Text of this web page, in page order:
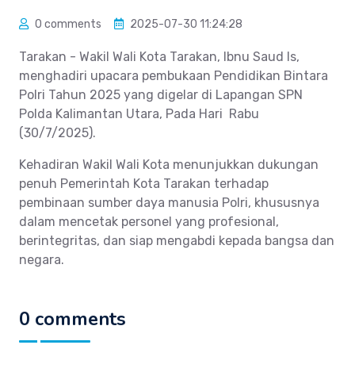
0 comments 2025-07-30 11:24:28
Tarakan - Wakil Wali Kota Tarakan, Ibnu Saud Is,
menghadiri upacara pembukaan Pendidikan Bintara
Polri Tahun 2025 yang digelar di Lapangan SPN
Polda Kalimantan Utara, Pada Hari Rabu
(30/7/2025).
Kehadiran Wakil Wali Kota menunjukkan dukungan
penuh Pemerintah Kota Tarakan terhadap
pembinaan sumber daya manusia Polri, khususnya
dalam mencetak personel yang profesional,
berintegritas, dan siap mengabdi kepada bangsa dan
negara.
0 comments